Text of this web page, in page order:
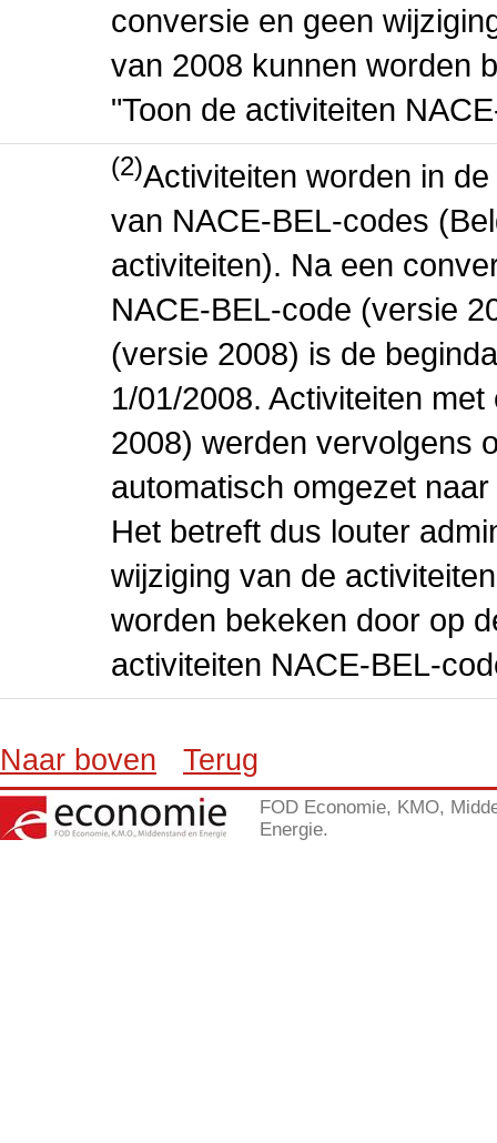
conversie en geen
van 2008 kunnen worden
"Toon de activiteiten
(2)Activiteiten worden in
van NACE-BEL-codes
activiteiten). Na een
NACE-BEL-code (versie
(versie 2008) is de
1/01/2008. Activiteiten
2008) werden vervolgens
automatisch omgezet
Het betreft dus louter
wijziging van de
worden bekeken door op
activiteiten NACE-BEL-
Naar boven Terug
FOD Economie, KMO,
Energie.